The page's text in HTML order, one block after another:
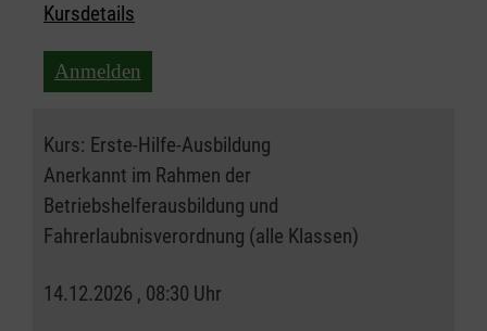
Kursdetails
Anmelden
Kurs: Erste-Hilfe-Ausbildung
Anerkannt im Rahmen der
Betriebshelferausbildung und
Fahrerlaubnisverordnung (alle Klassen)
14.12.2026 , 08:30 Uhr